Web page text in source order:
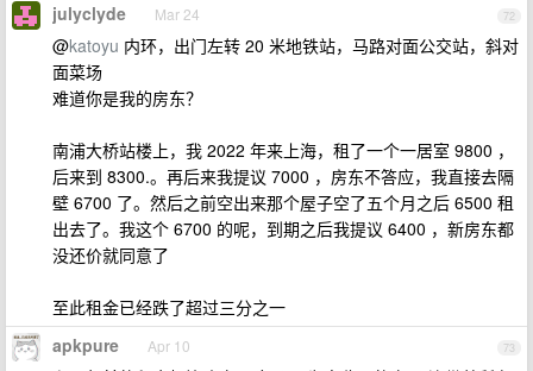
72
julyclyde Mar 24
@katoyu 内环，出门左转 20 米地铁站，马路对面公交站，斜对
面菜场
难道你是我的房东？
南浦大桥站楼上，我 2022 年来上海，租了一个一居室 9800 ，
后来到 8300.。再后来我提议 7000 ，房东不答应，我直接去隔
壁 6700 了。然后之前空出来那个屋子空了五个月之后 6500 租
出去了。我这个 6700 的呢，到期之后我提议 6400 ，新房东都
没还价就同意了
至此租金已经跌了超过三分之一
73
apkpure Apr 10